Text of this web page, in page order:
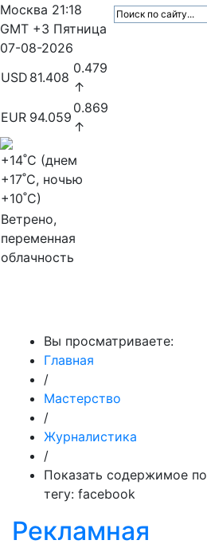
Москва 21:18
GMT +3 Пятница
07-08-2026
USD 81.408
0.479
↑
EUR 94.059
0.869
↑
+14˚C (днем
+17˚C, ночью
+10˚C)
Ветрено,
переменная
облачность
Вы просматриваете:
Главная
/
Мастерство
/
Журналистика
/
Показать содержимое по
тегу: facebook
Рекламная